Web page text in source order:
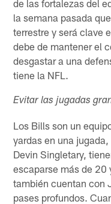
de las fortalezas del
la semana pasada
terrestre y será clave
debe de mantener el
desgastar a una
tiene la NFL.
Evitar las jugadas
Los Bills son un
yardas en una
Devin Singletary,
escaparse más de 20
también cuentan con
pases profundos.